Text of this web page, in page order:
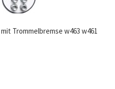
Trommelbremse w463 w461